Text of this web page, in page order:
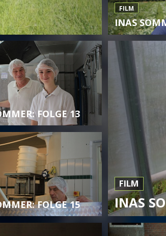
FILM
INAS
FILM
INAS
FOLGE 13
FOLGE 15